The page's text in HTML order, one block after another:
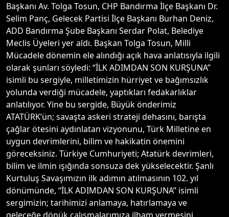
Başkanı Av. Tolga Tosun, CHP Bandırma İlçe Başkanı Dr.
Selim Panç, Gelecek Partisi İlçe Başkanı Burhan Deniz,
ADD Bandırma Şube Başkanı Serdar Polat, Belediye
Meclis Üyeleri yer aldı. Başkan Tolga Tosun, Milli
Mücadele dönemin ele alındığı açık hava anlatısıyla ilgili
olarak şunları söyledi: “İLK ADIMDAN SON KURŞUNA”
isimli bu sergiyle, milletimizin hürriyet ve bağımsızlık
yolunda verdiği mücadele, yaptıkları fedakarlıklar
anlatılıyor. Yine bu sergide, Büyük önderimiz
ATATÜRK’ün; savaşta askeri strateji dehasını, barışta
çağlar ötesini aydınlatan vizyonunu, Türk Milletine en
uygun devrimlerini, bilim ve hakikatin önemini
göreceksiniz. Türkiye Cumhuriyeti; Atatürk devrimleri,
bilim ve ilmin ışığında sonsuza dek yükselecektir. Şanlı
Kurtuluş Savaşımızın ilk adımın atılmasının 102. yıl
dönümünde, “İLK ADIMDAN SON KURŞUNA” isimli
sergimizin; tarihimizi anlamaya, hatırlamaya ve